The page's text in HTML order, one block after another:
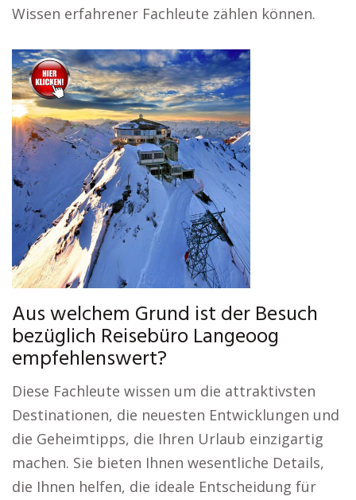
Wissen erfahrener Fachleute zählen können.
Aus welchem Grund ist der Besuch
bezüglich Reisebüro Langeoog
empfehlenswert?
Diese Fachleute wissen um die attraktivsten
Destinationen, die neuesten Entwicklungen und
die Geheimtipps, die Ihren Urlaub einzigartig
machen. Sie bieten Ihnen wesentliche Details,
die Ihnen helfen, die ideale Entscheidung für